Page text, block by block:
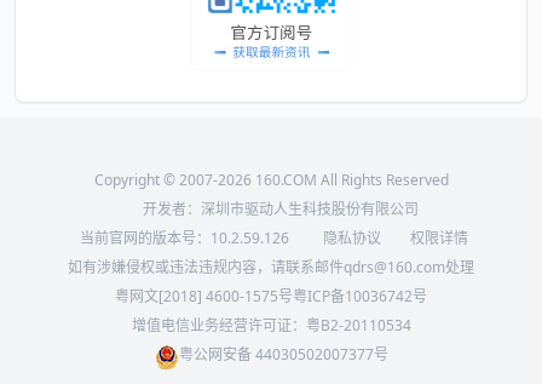
Copyright © 2007-2026 160.COM All Rights Reserved
开发者：深圳市驱动人生科技股份有限公司
当前官网的版本号： 10.2.59.126 隐私协议
权限详情
如有涉嫌侵权或违法违规内容，请联系邮件qdrs@160.com处理
粤网文[2018] 4600-1575号粤ICP备10036742号
增值电信业务经营许可证：粤B2-20110534
粤公网安备 44030502007377号